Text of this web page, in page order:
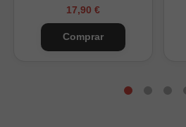
17,90 €
Comprar